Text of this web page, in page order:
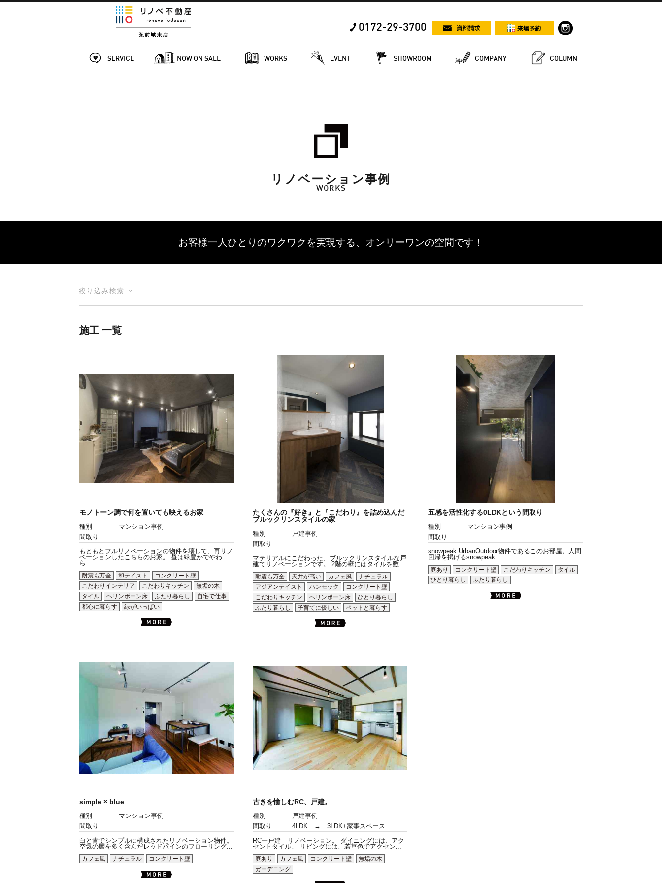
0172-29-3700
SERVICE NOW ON SALE WORKS EVENT SHOWROOM COMPANY COLUMN
リノベーション事例
WORKS
お客様一人ひとりのワクワクを実現する、 オンリーワンの空間です！
絞り込み検索
施工 一覧
モノトーン調で何を置いても映えるお家
種別
マンション事例
間取り
もともとフルリノベーションの物件を壊して、再リノ
ベーションしたこちらのお家。 昼は緑豊かでやわ
ら...
耐震も万全
和テイスト
コンクリート壁
こだわりインテリア
こだわりキッチン
無垢の木
タイル
ヘリンボーン床 ふたり暮らし
自宅で仕事
都心に暮らす
緑がいっぱい
たくさんの『好き』と『こだわり』を詰め込んだ
ブルックリンスタイルの家
種別
戸建事例
間取り
マテリアルにこだわった、ブルックリンスタイルな戸
建てリノベーションです。 2階の壁にはタイルを数...
耐震も万全
天井が高い カフェ風
ナチュラル
アジアンテイスト
ハンモック
コンクリート壁
こだわりキッチン
ヘリンボーン床
ひとり暮らし
ふたり暮らし
子育てに優しい ペットと暮らす
五感を活性化する0LDKという間取り
種別
マンション事例
間取り
snowpeak UrbanOutdoor物件であるこのお部屋。人間
回帰を掲げるsnowpeak...
庭あり
コンクリート壁 こだわりキッチン
タイル
ひとり暮らし
ふたり暮らし
simple × blue
種別
マンション事例
間取り
白と青でシンプルに構成されたリノベーション物件。
空気の層を多く含んだレッドパインのフローリング...
カフェ風
ナチュラル コンクリート壁
古きを愉しむRC、戸建。
種別
戸建事例
間取り
4LDK → 3LDK+家事スペース
RC一戸建 リノベーション。 ダイニングには、アク
セントタイル。 リビングには、若草色でアクセン...
庭あり
カフェ風 コンクリート壁
無垢の木
ガーデニング